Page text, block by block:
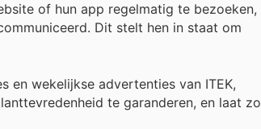
of hun app regelmatig te bezoeken,
Dit stelt hen in staat om
en wekelijkse advertenties van ITEK,
te garanderen, en laat zo